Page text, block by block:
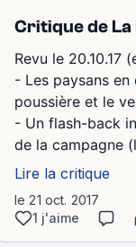
Critique de
Revu le 20.10.17
- Les paysans
poussière et le
- Un flash-back
de la campagne
Lire la critique
le 21 oct. 2017
1 j'aime